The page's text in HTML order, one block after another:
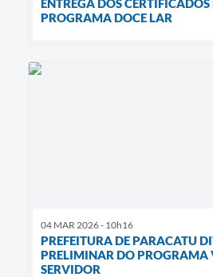
PROGRAMA DOCE LAR
04 MAR 2026 - 10h16
PREFEITURA DE PARACATU
PRELIMINAR DO PROGRAMA
SERVIDOR